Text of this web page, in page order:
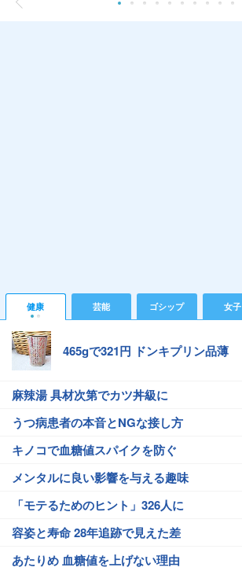
健康 芸能 ゴシップ 女子
465gで321円 ドンキプリン品薄
麻辣湯 具材次第でカツ丼級に
うつ病患者の本音とNGな接し方
キノコで血糖値スパイクを防ぐ
メンタルに良い影響を与える趣味
「モテるためのヒント」326人に
容姿と寿命 28年追跡で見えた差
あたりめ 血糖値を上げない理由